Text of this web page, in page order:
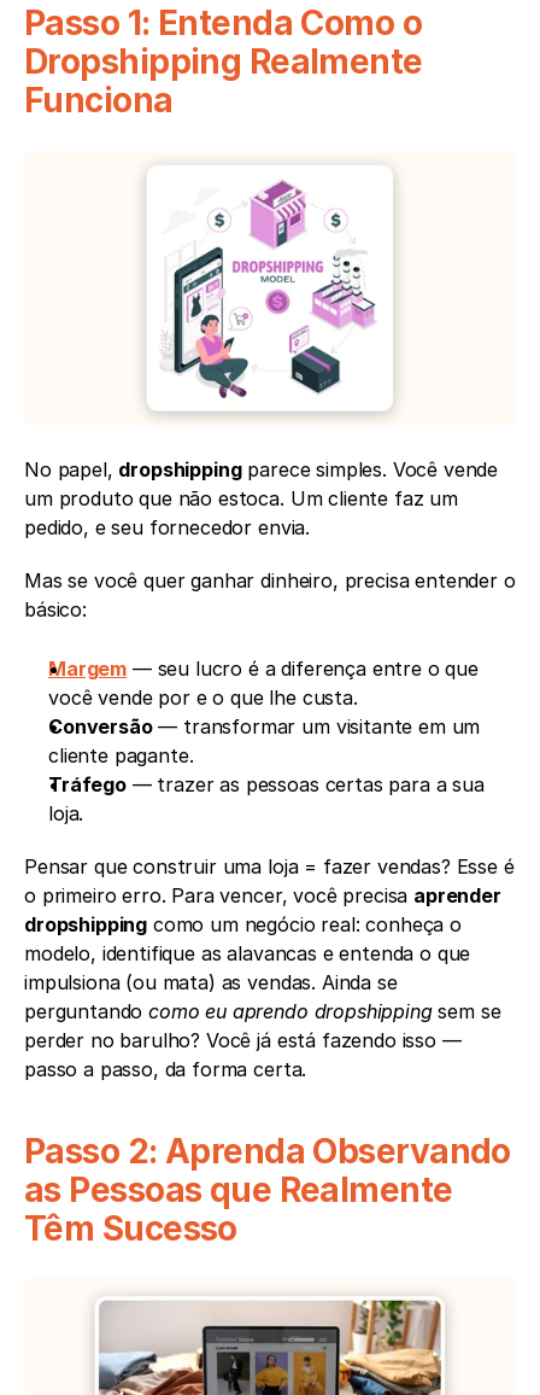
Passo 1: Entenda Como o
Dropshipping Realmente
Funciona
No papel, dropshipping parece simples. Você vende
um produto que não estoca. Um cliente faz um
pedido, e seu fornecedor envia.
Mas se você quer ganhar dinheiro, precisa entender o
básico:
Margem — seu lucro é a diferença entre o que
você vende por e o que lhe custa.
Conversão — transformar um visitante em um
cliente pagante.
Tráfego — trazer as pessoas certas para a sua
loja.
Pensar que construir uma loja = fazer vendas? Esse é
o primeiro erro. Para vencer, você precisa aprender
dropshipping como um negócio real: conheça o
modelo, identifique as alavancas e entenda o que
impulsiona (ou mata) as vendas. Ainda se
perguntando como eu aprendo dropshipping sem se
perder no barulho? Você já está fazendo isso —
passo a passo, da forma certa.
Passo 2: Aprenda Observando
as Pessoas que Realmente
Têm Sucesso